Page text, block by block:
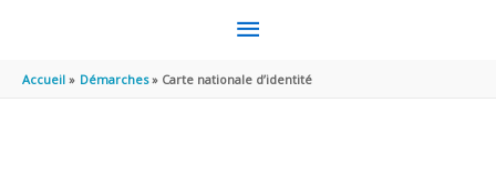
MENU
PRINCIPAL
Accueil Démarches Carte nationale d’identité